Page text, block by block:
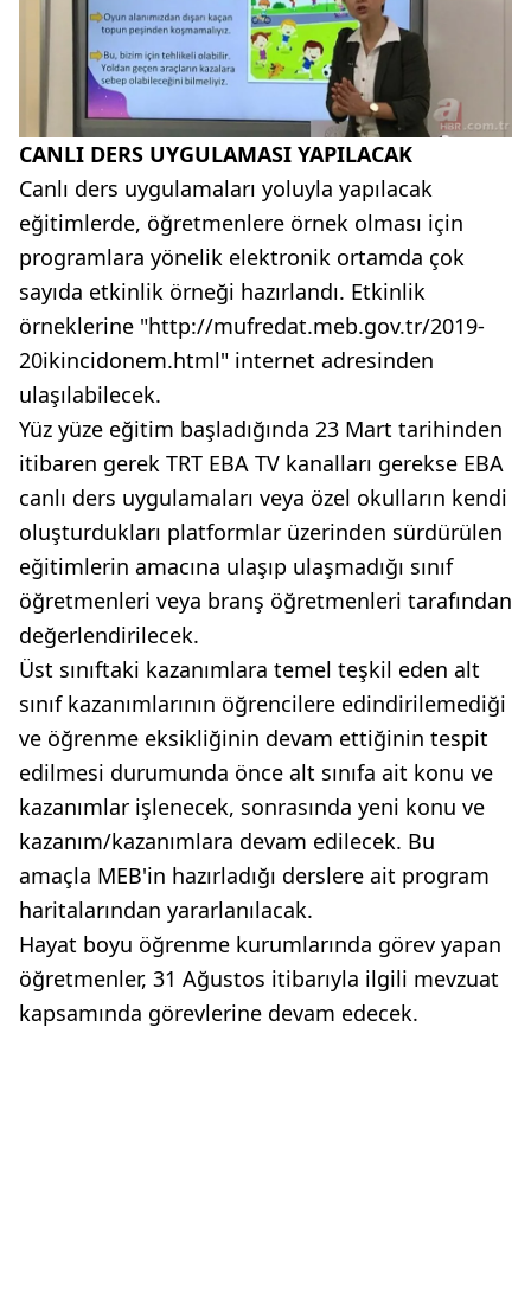
CANLI DERS UYGULAMASI YAPILACAK
Canlı ders uygulamaları yoluyla yapılacak
eğitimlerde, öğretmenlere örnek olması için
programlara yönelik elektronik ortamda çok
sayıda etkinlik örneği hazırlandı. Etkinlik
örneklerine "http://mufredat.meb.gov.tr/2019-
20ikincidonem.html" internet adresinden
ulaşılabilecek.
Yüz yüze eğitim başladığında 23 Mart tarihinden
itibaren gerek TRT EBA TV kanalları gerekse EBA
canlı ders uygulamaları veya özel okulların kendi
oluşturdukları platformlar üzerinden sürdürülen
eğitimlerin amacına ulaşıp ulaşmadığı sınıf
öğretmenleri veya branş öğretmenleri tarafından
değerlendirilecek.
Üst sınıftaki kazanımlara temel teşkil eden alt
sınıf kazanımlarının öğrencilere edindirilemediği
ve öğrenme eksikliğinin devam ettiğinin tespit
edilmesi durumunda önce alt sınıfa ait konu ve
kazanımlar işlenecek, sonrasında yeni konu ve
kazanım/kazanımlara devam edilecek. Bu
amaçla MEB'in hazırladığı derslere ait program
haritalarından yararlanılacak.
Hayat boyu öğrenme kurumlarında görev yapan
öğretmenler, 31 Ağustos itibarıyla ilgili mevzuat
kapsamında görevlerine devam edecek.